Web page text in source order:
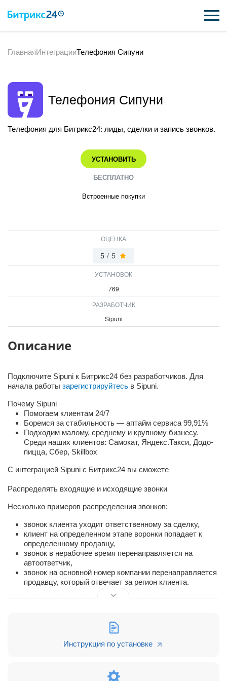
ВОЗМОЖНОСТИ
ИНТЕГРАЦИИ
ВХОД
ГлавнаяИнтеграцииТелефония Сипуни
Телефония Сипуни
Телефония для Битрикс24: лиды, сделки и запись звонков.
УСТАНОВИТЬ
БЕСПЛАТНО
Встроенные покупки
ОЦЕНКА
5 / 5
УСТАНОВОК
769
РАЗРАБОТЧИК
Sipuni
Описание
Подключите Sipuni к Битрикс24 без разработчиков. Для
начала работы зарегистрируйтесь в Sipuni.
Почему Sipuni
Помогаем клиентам 24/7
Боремся за стабильность — аптайм сервиса 99,91%
Подходим малому, среднему и крупному бизнесу.
Среди наших клиентов: Самокат, Яндекс.Такси, Додо-
пицца, Сбер, Skillbox
С интеграцией Sipuni c Битрикс24 вы сможете
Распределять входящие и исходящие звонки
Несколько примеров распределения звонков:
звонок клиента уходит ответственному за сделку,
клиент на определенном этапе воронки попадает к
определенному продавцу,
звонок в нерабочее время перенаправляется на
автоответчик,
звонок на основной номер компании перенаправляется
продавцу, который отвечает за регион клиента.
Хранить записи звонков в сделках Битрикс24
качество обслуживания. Продавец — переслушать
разговор с клиентом, чтобы вспомнить детали сделки.
Продавцу не нужно будет кликать по клавишам, чтобы
Инструкция по установке